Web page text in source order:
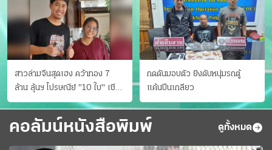
สาวล่ามจีนสุดเฮง คว้าทอง 7
ล้าน ลุ้นฯ ไปรษณีย์ "10 ใบ" เชียร์
สเปนได้แชมป์
กดดันมอบตัว ยิงดับหนุ่มรถตู้
แค้นปีนเกลียว
คอลัมน์หนังสือพิมพ์ ดูทั้งหมด